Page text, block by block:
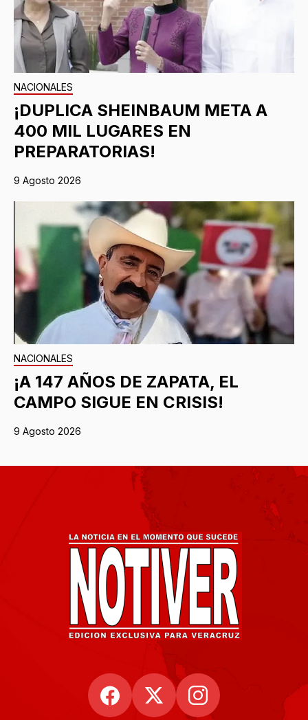
NACIONALES
¡DUPLICA SHEINBAUM META A
400 MIL LUGARES EN
PREPARATORIAS!
9 Agosto 2026
NACIONALES
¡A 147 AÑOS DE ZAPATA, EL
CAMPO SIGUE EN CRISIS!
9 Agosto 2026